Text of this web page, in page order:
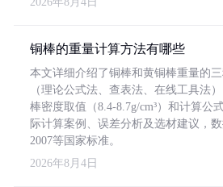
铜棒的重量计算方法有哪些
本文详细介绍了铜棒和黄铜棒重量的
（理论公式法、查表法、在线工具法
棒密度取值（8.4-8.7g/cm³）和计算公
际计算案例、误差分析及选材建议，
2007等国家标准。
2026年8月4日